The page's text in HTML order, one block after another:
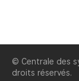
© Centrale des
droits réservés.